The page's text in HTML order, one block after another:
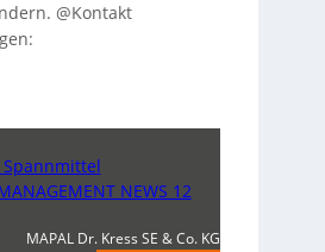
@Kontakt
Spannmittel
NEWS 12
MAPAL Dr. Kress SE & Co. KG